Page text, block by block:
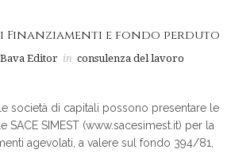
Finanziamenti e fondo perduto
Editor in consulenza del lavoro
società di capitali possono presentare le
SACE SIMEST (www.sacesimest.it) per la
agevolati, a valere sul fondo 394/81,